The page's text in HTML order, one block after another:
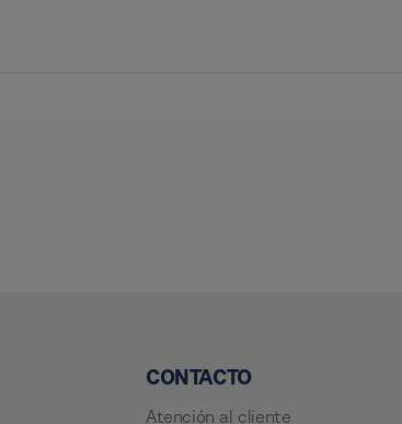
CONTACTO
Atención al cliente